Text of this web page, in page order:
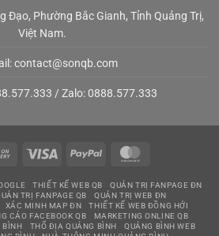
Đạo, Phường Bắc Gianh, Tỉnh Quảng Trị,
Việt Nam.
contact@sonqb.com
/ Zalo:0888.577.333
Cash
Delivery
Visa PayPal
THIẾT KẾ WEB QB
QUẢN TRỊ FANPAGE ĐN
TRỊ FANPAGE QB
QUẢN TRỊ WEB ĐN
XÁC MINH MAP ĐN
THIẾT KẾ WEB ĐỒNG HỚI
CÁO FACEBOOK QB
MARKETING ONLINE QB
BÌNH
THỔ ĐỊA QUẢNG BÌNH
QUẢNG BÌNH WEB